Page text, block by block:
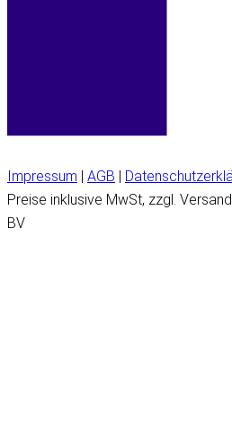
Impressum AGB
Preise inklusive MwSt, zzgl.
BV